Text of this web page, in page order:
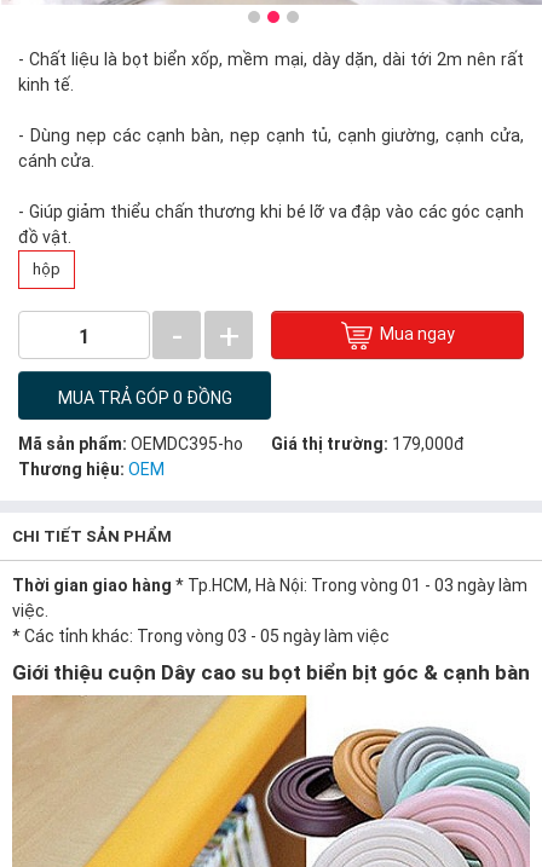
- Chất liệu là bọt biển xốp, mềm mại, dày dặn, dài tới 2m nên rất
kinh tế.
- Dùng nẹp các cạnh bàn, nẹp cạnh tủ, cạnh giường, cạnh cửa,
cánh cửa.
- Giúp giảm thiểu chấn thương khi bé lỡ va đập vào các góc cạnh
đồ vật.
hộp
1 - + Mua ngay
MUA TRẢ GÓP 0 ĐỒNG
Mã sản phẩm: OEMDC395-ho Giá thị trường: 179,000đ
Thương hiệu: OEM
CHI TIẾT SẢN PHẨM
Thời gian giao hàng * Tp.HCM, Hà Nội: Trong vòng 01 - 03 ngày làm
việc.
* Các tỉnh khác: Trong vòng 03 - 05 ngày làm việc
Giới thiệu cuộn Dây cao su bọt biển bịt góc & cạnh bàn